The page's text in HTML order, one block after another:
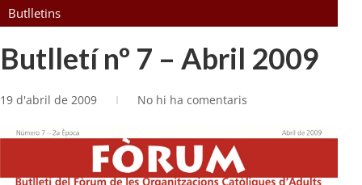
Butlletins
Butlletí nº 7 – Abril 2009
19 d'abril de 2009 No hi ha comentaris